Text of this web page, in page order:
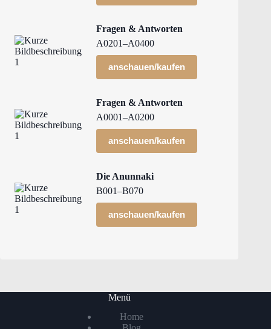
Fragen & Antworten
A0201–A0400
anschauen/kaufen
Fragen & Antworten
A0001–A0200
anschauen/kaufen
Die Anunnaki
B001–B070
anschauen/kaufen
Menü
Home